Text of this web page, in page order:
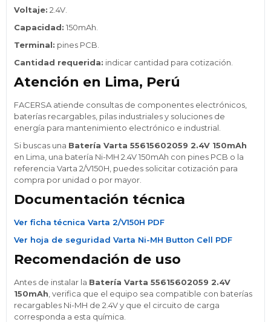
Voltaje: 2.4V.
Capacidad: 150mAh.
Terminal: pines PCB.
Cantidad requerida: indicar cantidad para cotización.
Atención en Lima, Perú
FACERSA atiende consultas de componentes electrónicos,
baterías recargables, pilas industriales y soluciones de
energía para mantenimiento electrónico e industrial.
Si buscas una Batería Varta 55615602059 2.4V 150mAh
en Lima, una batería Ni-MH 2.4V 150mAh con pines PCB o la
referencia Varta 2/V150H, puedes solicitar cotización para
compra por unidad o por mayor.
Documentación técnica
Ver ficha técnica Varta 2/V150H PDF
Ver hoja de seguridad Varta Ni-MH Button Cell PDF
Recomendación de uso
Antes de instalar la Batería Varta 55615602059 2.4V
150mAh , verifica que el equipo sea compatible con baterías
recargables Ni-MH de 2.4V y que el circuito de carga
corresponda a esta química.